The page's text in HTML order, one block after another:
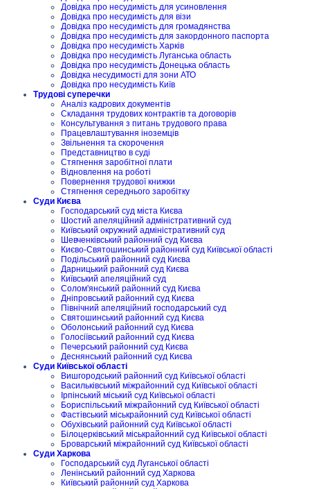
Довідка про несудимість для усиновлення
Довідка про несудимість для візи
Довідка про несудимість для громадянства
Довідка про несудимість для закордонного паспорта
Довідка про несудимість Харків
Довідка про несудимість Луганська область
Довідка про несудимість Донецька область
Довідка несудимості для зони АТО
Довідка про несудимість Київ
Трудові суперечки
Аналіз кадрових документів
Складання трудових контрактів та договорів
Консультування з питань трудового права
Працевлаштування іноземців
Звільнення та скорочення
Представництво в суді
Стягнення заробітної плати
Відновлення на роботі
Повернення трудової книжки
Стягнення середнього заробітку
Суди Києва
Господарський суд міста Києва
Шостий апеляційний адміністративний суд
Київський окружний адміністративний суд
Шевченківський районний суд Києва
Києво-Святошинський районний суд Київської області
Подільський районний суд Києва
Дарницький районний суд Києва
Київський апеляційний суд
Солом'янський районний суд Києва
Дніпровський районний суд Києва
Північний апеляційний господарський суд
Святошинський районний суд Києва
Оболонський районний суд Києва
Голосіївський районний суд Києва
Печерський районний суд Києва
Деснянський районний суд Києва
Суди Київської області
Вишгородський районний суд Київської області
Васильківський міжрайонний суд Київської області
Ірпінський міський суд Київської області
Бориспільський міжрайонний суд Київської області
Фастівський міськрайонний суд Київської області
Обухівський районний суд Київської області
Білоцерківський міськрайонний суд Київської області
Броварський міжрайонний суд Київської області
Суди Харкова
Господарський суд Луганської області
Ленінський районний суд Харкова
Київський районний суд Харкова